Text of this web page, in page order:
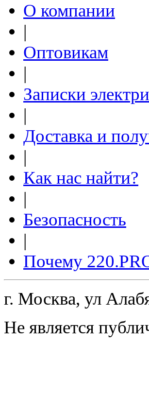
О компании
|
Оптовикам
|
Записки
|
Доставка и
|
Как нас найти?
|
Безопасность
|
Почему
г. Москва, ул
Не является